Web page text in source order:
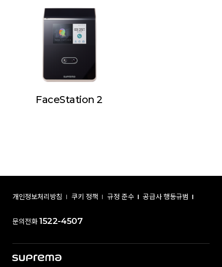
FaceStation 2
개인정보처리방침 쿠키 정책 규정 준수 공급사 행동규범
문의전화 1522-4507